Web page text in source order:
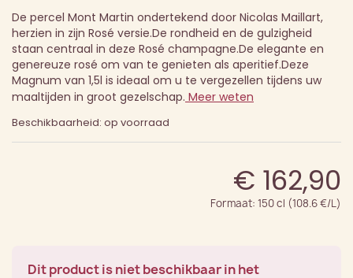
De percel Mont Martin ondertekend door Nicolas Maillart,
herzien in zijn Rosé versie.De rondheid en de gulzigheid
staan centraal in deze Rosé champagne.De elegante en
genereuze rosé om van te genieten als aperitief.Deze
Magnum van 1,5l is ideaal om u te vergezellen tijdens uw
maaltijden in groot gezelschap. Meer weten
Beschikbaarheid: op voorraad
€ 162,90
Formaat: 150 cl (108.6 €/L)
Dit product is niet beschikbaar in het